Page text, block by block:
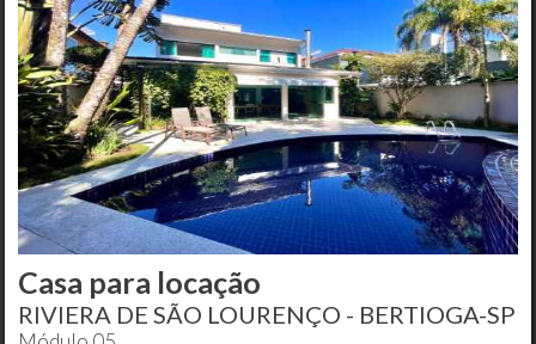
Casa para locação
RIVIERA DE SÃO LOURENÇO - BERTIOGA-SP